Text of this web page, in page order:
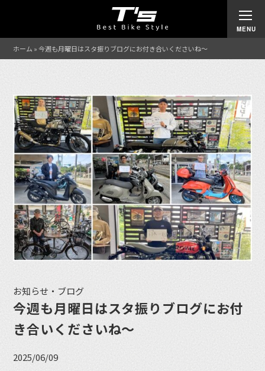
ホーム »今週も月曜日はスタ振りブログにお付き合いくださいね〜
お知らせ・ブログ
今週も月曜日はスタ振りブログにお付
き合いくださいね〜
2025/06/09